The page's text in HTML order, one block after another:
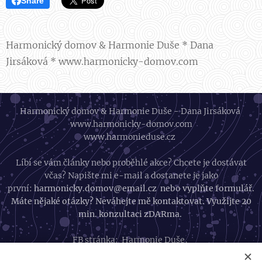
Harmonický domov & Harmonie Duše * Dana
Jirsáková * www.harmonicky-domov.com
Harmonický domov & Harmonie Duše - Dana Jirsáková
www.harmonicky-domov.com
www.harmonieduse.cz
Líbí se vám články nebo proběhlé akce? Chcete je dostávat
včas? Napište mi e-mail a dostanete je jako
první: harmonicky.domov@email.cz nebo vyplňte formulář.
Máte nějaké otázky? Neváhejte mě kontaktovat. Využijte 20
min. konzultaci zDARma.
FB stránka: Harmonie Duše,